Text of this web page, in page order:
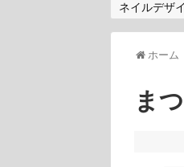
ネイルデザ
ホーム
ま